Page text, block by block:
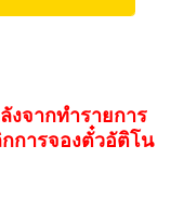
งจากทำรายการ
กการจองตั๋วอัติโน